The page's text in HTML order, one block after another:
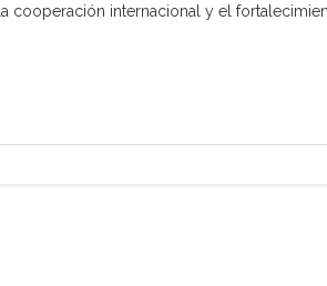
cooperación internacional y el